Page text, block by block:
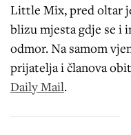
Little Mix, pred oltar
blizu mjesta gdje se i
odmor. Na samom
prijatelja i članova
Daily Mail.